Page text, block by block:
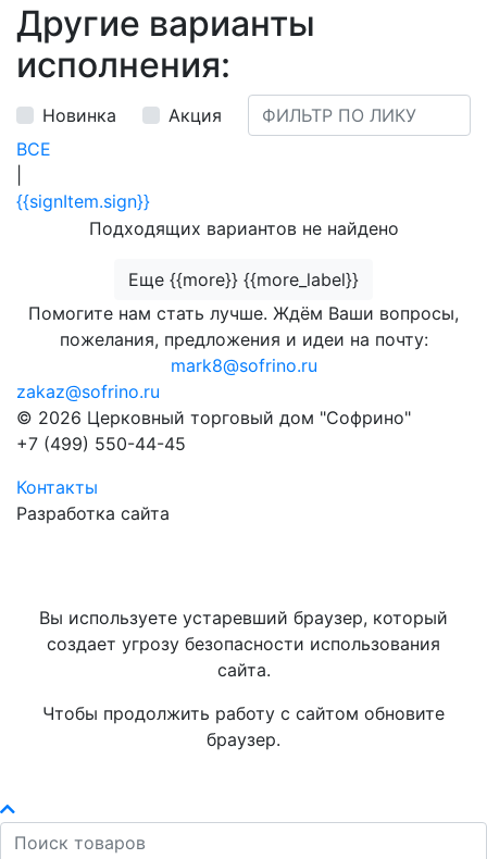
Другие варианты
исполнения:
Новинка
Акция
ВСЕ
{{signItem.sign}}
Подходящих вариантов не найдено
Еще {{more}} {{more_label}}
Помогите нам стать лучше. Ждём Ваши вопросы,
пожелания, предложения и идеи на почту:
mark8@sofrino.ru
zakaz@sofrino.ru
© 2026 Церковный торговый дом "Софрино"
+7 (499) 550-44-45
Контакты
Разработка сайта
Вы используете устаревший браузер, который
создает угрозу безопасности использования
сайта.
Чтобы продолжить работу с сайтом обновите
браузер.